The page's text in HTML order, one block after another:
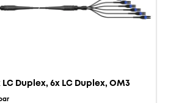
LC Duplex, 6x LC Duplex, OM3